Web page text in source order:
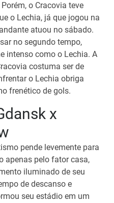
o Cracovia teve
o Lechia, já que jogou na
atuou no sábado.
no segundo tempo,
intenso como o Lechia. A
costuma ser de
o Lechia obriga
frenético de gols.
x
pende levemente para
apenas pelo fator casa,
iluminado de seu
de descanso e
seu estádio em um